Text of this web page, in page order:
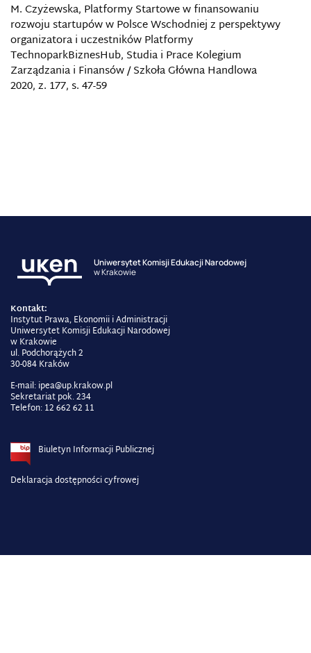
M. Czyżewska, Platformy Startowe w finansowaniu
rozwoju startupów w Polsce Wschodniej z perspektywy
organizatora i uczestników Platformy
TechnoparkBiznesHub, Studia i Prace Kolegium
Zarządzania i Finansów / Szkoła Główna Handlowa
2020, z. 177, s. 47-59
Uniwersytet Komisji Edukacji Narodowej
w Krakowie
Kontakt:
Instytut Prawa, Ekonomii i Administracji
Uniwersytet Komisji Edukacji Narodowej
w Krakowie
ul. Podchorążych 2
30-084 Kraków
E-mail:ipea@up.krakow.pl
Sekretariat pok. 234
Telefon: 12 662 62 11
Biuletyn Informacji Publicznej
Deklaracja dostępności cyfrowej